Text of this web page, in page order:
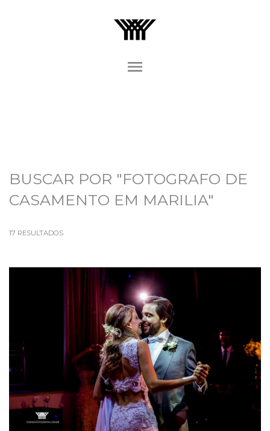
menu
BUSCAR POR "FOTOGRAFO DE
CASAMENTO EM MARILIA"
17 RESULTADOS